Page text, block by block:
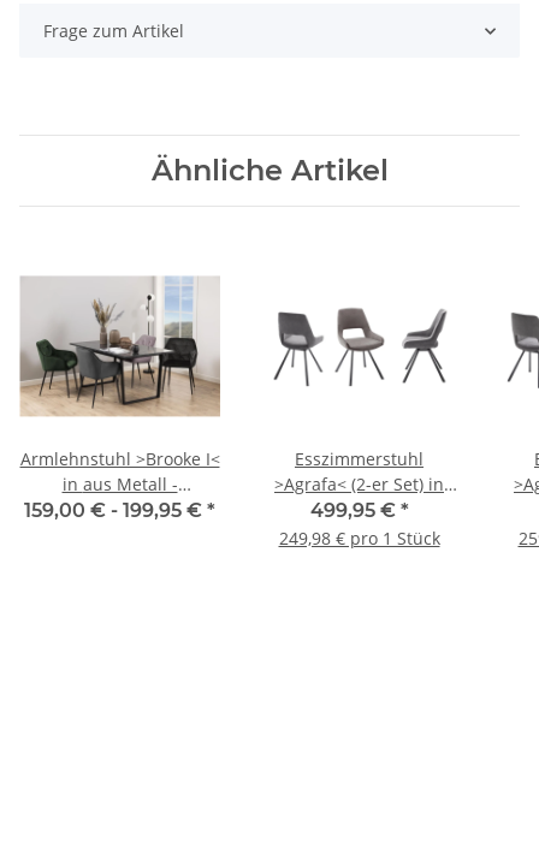
Frage zum Artikel
Ähnliche Artikel
Armlehnstuhl >Brooke I<
in aus Metall -
58x83x55cm (BxHxT)
159,00 € - 199,95 € *
Esszimmerstuhl
>Agrafa< (2-er Set) in
aus Metall - 54x90x60cm
(BxHxT)
499,95 € *
249,98 € pro 1 Stück